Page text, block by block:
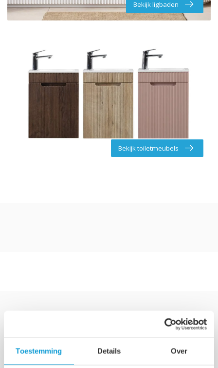
Toestemming Details Over
Bekijk ligbaden
Bekijk toiletmeubels